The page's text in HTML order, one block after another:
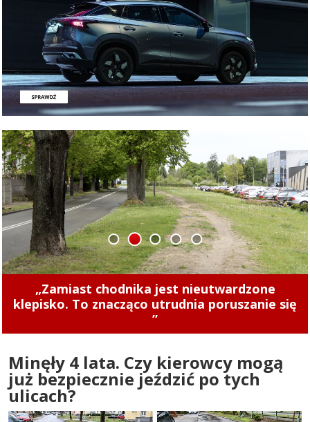
Concordia u siebie z Naki Olsztyn. Wygraj
rower!
1 2 3 4 5
Minęły 4 lata. Czy kierowcy mogą
już bezpiecznie jeździć po tych
ulicach?